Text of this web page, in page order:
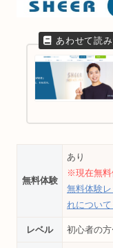
無料体験
あり
※現在無料
無料体験
れについ
レベル 初心者の